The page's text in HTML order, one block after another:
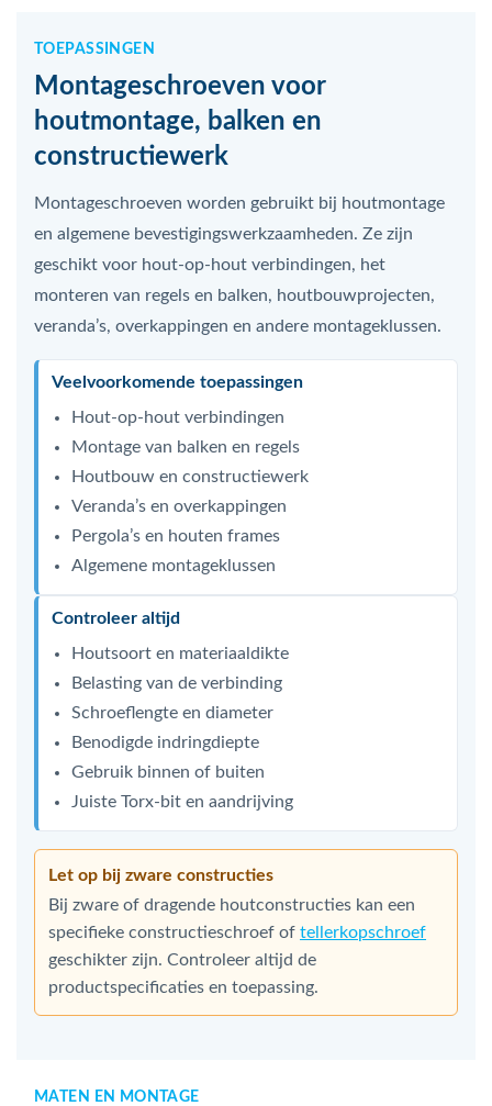
TOEPASSINGEN
Montageschroeven voor
houtmontage, balken en
constructiewerk
Montageschroeven worden gebruikt bij houtmontage
en algemene bevestigingswerkzaamheden. Ze zijn
geschikt voor hout-op-hout verbindingen, het
monteren van regels en balken, houtbouwprojecten,
veranda’s, overkappingen en andere montageklussen.
Veelvoorkomende toepassingen
Hout-op-hout verbindingen
Montage van balken en regels
Houtbouw en constructiewerk
Veranda’s en overkappingen
Pergola’s en houten frames
Algemene montageklussen
Controleer altijd
Houtsoort en materiaaldikte
Belasting van de verbinding
Schroeflengte en diameter
Benodigde indringdiepte
Gebruik binnen of buiten
Juiste Torx-bit en aandrijving
Let op bij zware constructies
Bij zware of dragende houtconstructies kan een
specifieke constructieschroef of tellerkopschroef
geschikter zijn. Controleer altijd de
productspecificaties en toepassing.
MATEN EN MONTAGE